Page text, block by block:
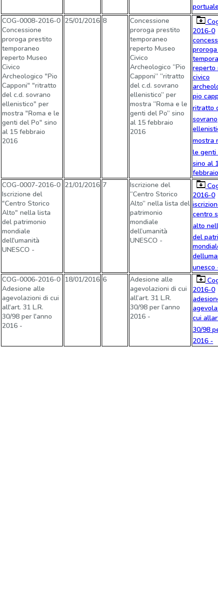
COG-0008-2016-0
Concessione
proroga prestito
temporaneo
reperto Museo
Civico
Archeologico "Pio
Capponi" "ritratto
del c.d. sovrano
ellenistico" per
mostra "Roma e le
genti del Po" sino
al 15 febbraio
2016
25/01/2016 8
Concessione
proroga prestito
temporaneo
reperto Museo
Civico
Archeologico “Pio
Capponi” “ritratto
del c.d. sovrano
ellenistico” per
mostra “Roma e le
genti del Po” sino
al 15 febbraio
2016
2016-0
reperto
civico
pio
ritratto
sovrano
mostra
le genti
sino al
COG-0007-2016-0
Iscrizione del
"Centro Storico
Alto" nella lista
del patrimonio
mondiale
dell'umanità
UNESCO -
21/01/2016 7
Iscrizione del
“Centro Storico
Alto” nella lista del
patrimonio
mondiale
dell’umanità
UNESCO -
2016-0
centro
alto
del
unesco
COG-0006-2016-0
Adesione alle
agevolazioni di cui
all'art. 31 L.R.
30/98 per l'anno
2016 -
18/01/2016 6
Adesione alle
agevolazioni di cui
all’art. 31 L.R.
30/98 per l’anno
2016 -
2016-0
cui
30/98
2016 -